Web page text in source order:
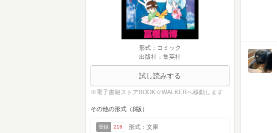
形式：コミック
出版社：集英社
試し読みする
※電子書籍ストアBOOK☆WALKERへ移動します
その他の形式（β版）
登録 216
形式：文庫